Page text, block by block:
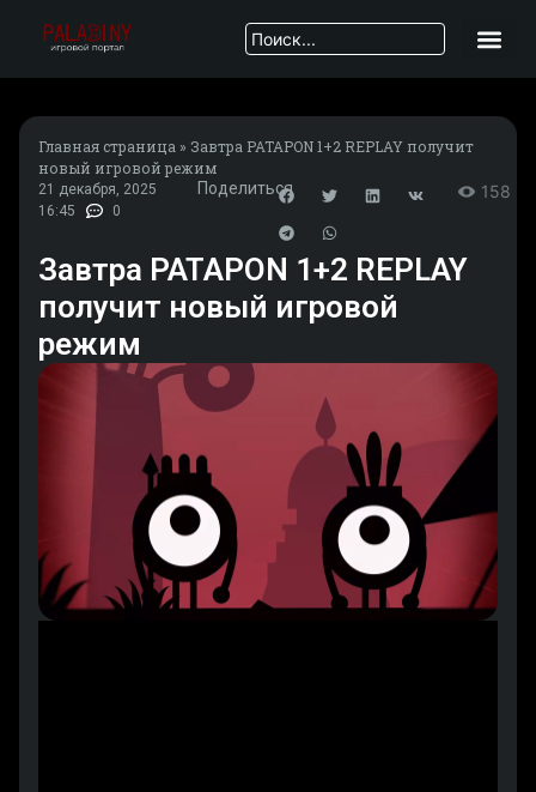
Главная страница » Завтра PATAPON 1+2 REPLAY получит
новый игровой режим
21 декабря, 2025
16:45
0
Поделиться 158
Завтра PATAPON 1+2 REPLAY
получит новый игровой
режим